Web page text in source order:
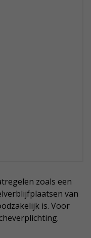
zoals een
van
is. Voor